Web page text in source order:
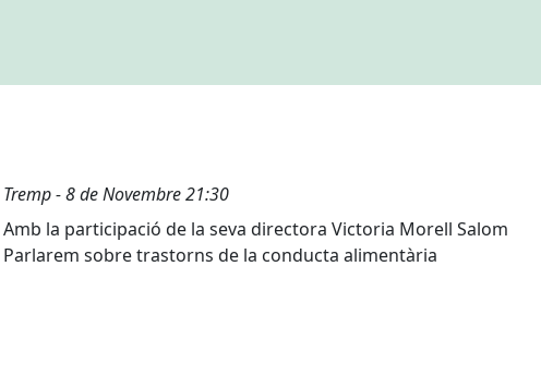
Tremp - 8 de Novembre 21:30
Amb la participació de la seva directora Victoria Morell Salom
Parlarem sobre trastorns de la conducta alimentària